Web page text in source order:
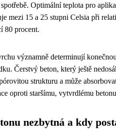
Optimální teplota pro
mezi 15 a 25 stupni Celsia při
80 procent.
významně determinují
Čerstvý beton, který ještě
strukturu a může
oproti staršímu, vytvrdlému
nezbytná a kdy